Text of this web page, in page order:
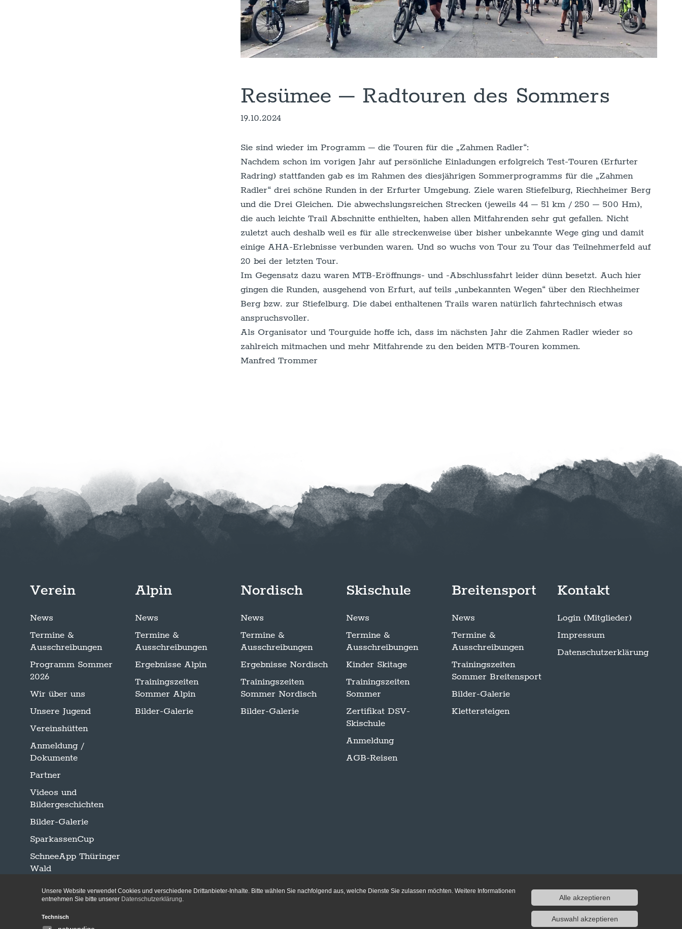
Resümee – Radtouren des Sommers
19.10.2024
Sie sind wieder im Programm – die Touren für die „Zahmen Radler“:
Nachdem schon im vorigen Jahr auf persönliche Einladungen erfolgreich Test-Touren (Erfurter
Radring) stattfanden gab es im Rahmen des diesjährigen Sommerprogramms für die „Zahmen
Radler“ drei schöne Runden in der Erfurter Umgebung. Ziele waren Stiefelburg, Riechheimer Berg
und die Drei Gleichen. Die abwechslungsreichen Strecken (jeweils 44 – 51 km / 250 – 500 Hm),
die auch leichte Trail Abschnitte enthielten, haben allen Mitfahrenden sehr gut gefallen. Nicht
zuletzt auch deshalb weil es für alle streckenweise über bisher unbekannte Wege ging und damit
einige AHA-Erlebnisse verbunden waren. Und so wuchs von Tour zu Tour das Teilnehmerfeld auf
20 bei der letzten Tour.
Im Gegensatz dazu waren MTB-Eröffnungs- und -Abschlussfahrt leider dünn besetzt. Auch hier
gingen die Runden, ausgehend von Erfurt, auf teils „unbekannten Wegen“ über den Riechheimer
Berg bzw. zur Stiefelburg. Die dabei enthaltenen Trails waren natürlich fahrtechnisch etwas
anspruchsvoller.
Als Organisator und Tourguide hoffe ich, dass im nächsten Jahr die Zahmen Radler wieder so
zahlreich mitmachen und mehr Mitfahrende zu den beiden MTB-Touren kommen.
Manfred Trommer
Verein
News
Termine &
Ausschreibungen
Programm Sommer
2026
Wir über uns
Unsere Jugend
Vereinshütten
Anmeldung /
Dokumente
Partner
Videos und
Bildergeschichten
Bilder-Galerie
SparkassenCup
SchneeApp Thüringer
Wald
Alpin
News
Termine &
Ausschreibungen
Ergebnisse Alpin
Trainingszeiten
Sommer Alpin
Bilder-Galerie
Nordisch
News
Termine &
Ausschreibungen
Ergebnisse Nordisch
Trainingszeiten
Sommer Nordisch
Bilder-Galerie
Skischule
News
Termine &
Ausschreibungen
Kinder Skitage
Trainingszeiten
Sommer
Zertifikat DSV-
Skischule
Anmeldung
AGB-Reisen
Breitensport
News
Termine &
Ausschreibungen
Trainingszeiten
Sommer Breitensport
Bilder-Galerie
Klettersteigen
Kontakt
Login (Mitglieder)
Impressum
Datenschutzerklärung
Unsere Website verwendet Cookies und verschiedene Drittanbieter-Inhalte. Bitte wählen Sie nachfolgend aus, welche Dienste Sie zulassen möchten. Weitere Informationen
entnehmen Sie bitte unserer Datenschutzerklärung.
Technisch
Alle akzeptieren
Auswahl akzeptieren